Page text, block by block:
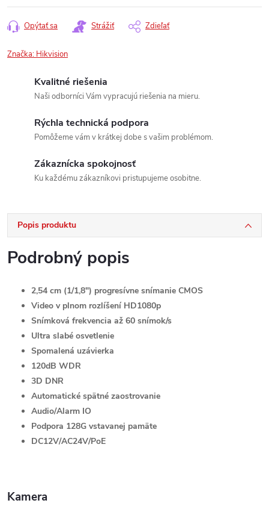
Opýtať sa Strážiť Zdieľať
Značka: Hikvision
Kvalitné riešenia
Naši odborníci Vám vypracujú riešenia na mieru.
Rýchla technická podpora
Pomôžeme vám v krátkej dobe s vašim problémom.
Zákaznícka spokojnosť
Ku každému zákazníkovi pristupujeme osobitne.
Popis produktu
Podrobný popis
2,54 cm (1/1,8") progresívne snímanie CMOS
Video v plnom rozlíšení HD1080p
Snímková frekvencia až 60 snímok/s
Ultra slabé osvetlenie
Spomalená uzávierka
120dB WDR
3D DNR
Automatické spätné zaostrovanie
Audio/Alarm IO
Podpora 128G vstavanej pamäte
DC12V/AC24V/PoE
Kamera